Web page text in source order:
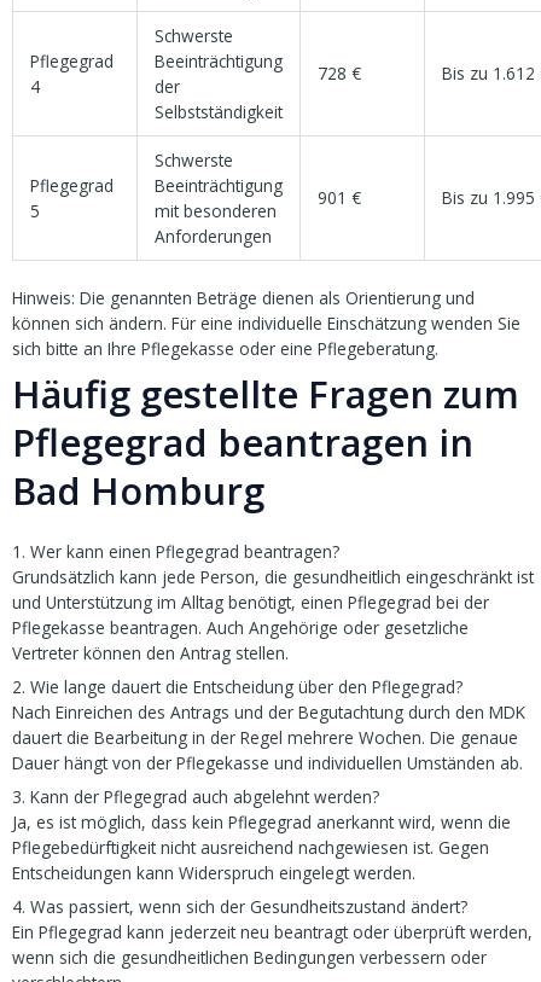
Pflegegrad
4
Schwerste
Beeinträchtigung
der
Selbstständigkeit
728 € Bis zu 1.612
Pflegegrad
5
Schwerste
Beeinträchtigung
mit besonderen
Anforderungen
901 € Bis zu 1.995
Hinweis: Die genannten Beträge dienen als Orientierung und
können sich ändern. Für eine individuelle Einschätzung wenden Sie
sich bitte an Ihre Pflegekasse oder eine Pflegeberatung.
Häufig gestellte Fragen zum
Pflegegrad beantragen in
Bad Homburg
1. Wer kann einen Pflegegrad beantragen?
Grundsätzlich kann jede Person, die gesundheitlich eingeschränkt ist
und Unterstützung im Alltag benötigt, einen Pflegegrad bei der
Pflegekasse beantragen. Auch Angehörige oder gesetzliche
Vertreter können den Antrag stellen.
2. Wie lange dauert die Entscheidung über den Pflegegrad?
Nach Einreichen des Antrags und der Begutachtung durch den MDK
dauert die Bearbeitung in der Regel mehrere Wochen. Die genaue
Dauer hängt von der Pflegekasse und individuellen Umständen ab.
3. Kann der Pflegegrad auch abgelehnt werden?
Ja, es ist möglich, dass kein Pflegegrad anerkannt wird, wenn die
Pflegebedürftigkeit nicht ausreichend nachgewiesen ist. Gegen
Entscheidungen kann Widerspruch eingelegt werden.
4. Was passiert, wenn sich der Gesundheitszustand ändert?
Ein Pflegegrad kann jederzeit neu beantragt oder überprüft werden,
wenn sich die gesundheitlichen Bedingungen verbessern oder